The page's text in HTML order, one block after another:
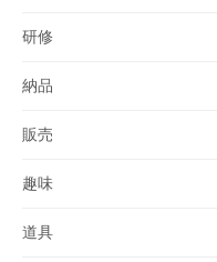
研修
納品
販売
趣味
道具